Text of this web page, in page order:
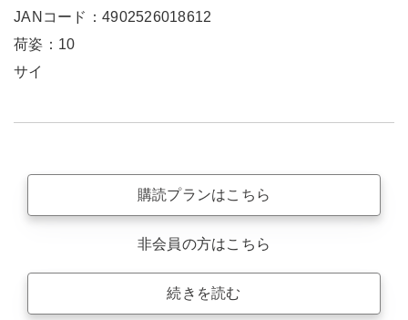
JANコード：4902526018612
荷姿：10
サイ
購読プランはこちら
非会員の方はこちら
続きを読む